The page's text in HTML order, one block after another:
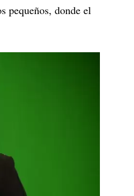
pequeños, donde el